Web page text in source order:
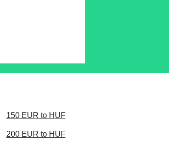
150 EUR to HUF
200 EUR to HUF